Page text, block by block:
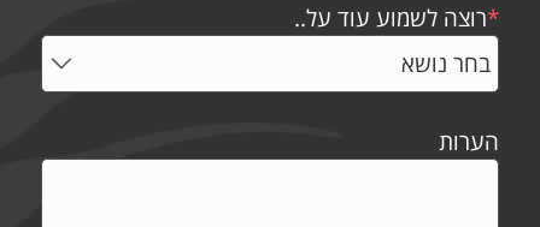
*רוצה לשמוע עוד על..
הערות